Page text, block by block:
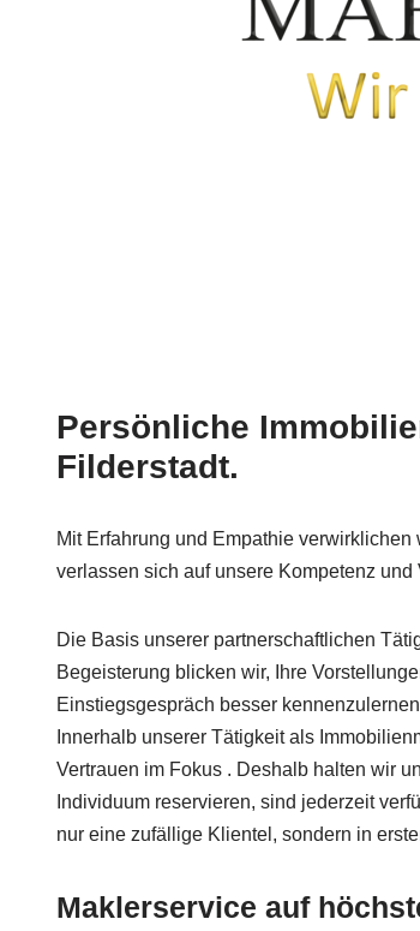
Persönliche
Filderstadt.
Mit Erfahrung und Empathie
verlassen sich auf unsere Kompetenz und
Die Basis unserer partnerschaftlichen
Begeisterung blicken wir, Ihre
Einstiegsgespräch besser
Innerhalb unserer Tätigkeit als
Vertrauen im Fokus . Deshalb halten wir
Individuum reservieren, sind jederzeit
nur eine zufällige Klientel, sondern in
Maklerservice auf